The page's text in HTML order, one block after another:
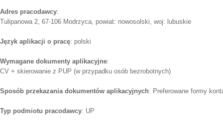
Adres pracodawcy:
Tulipanowa 2, 67-106 Modrzyca, powiat: nowosolski, woj: lubuskie
Język aplikacji o pracę: polski
Wymagane dokumenty aplikacyjne:
CV + skierowanie z PUP (w przypadku osób bezrobotnych)
Sposób przekazania dokumentów aplikacyjnych: Preferowane formy
Typ podmiotu pracodawcy: UP